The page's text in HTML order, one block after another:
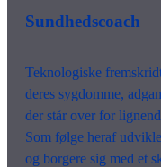
Sundhedscoach
Teknologiske
deres sygdomme,
der står over for
Som følge heraf
og borgere sig med et